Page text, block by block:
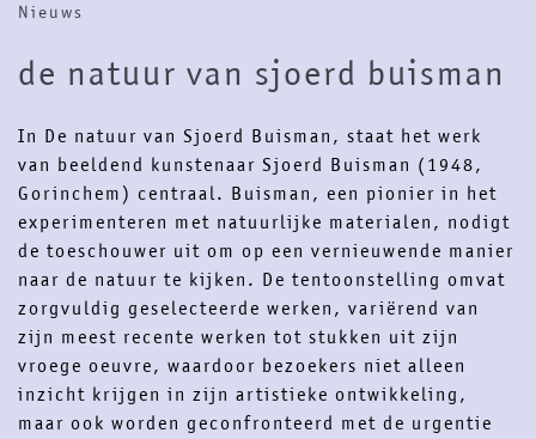
30.07.2026 – 27.08.2026
save the date 6 september opening
visit
home
artists
about
news
contact
newsletter
instagram facebook
Nieuws
de natuur van sjoerd buisman
In De natuur van Sjoerd Buisman, staat het werk
van beeldend kunstenaar Sjoerd Buisman (1948,
Gorinchem) centraal. Buisman, een pionier in het
experimenteren met natuurlijke materialen, nodigt
de toeschouwer uit om op een vernieuwende manier
naar de natuur te kijken. De tentoonstelling omvat
zorgvuldig geselecteerde werken, variërend van
zijn meest recente werken tot stukken uit zijn
vroege oeuvre, waardoor bezoekers niet alleen
inzicht krijgen in zijn artistieke ontwikkeling,
maar ook worden geconfronteerd met de urgentie